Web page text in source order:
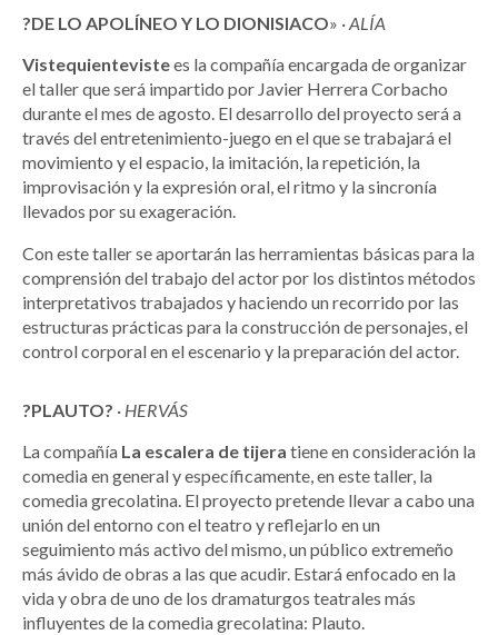
?DE LO APOLÍNEO Y LO DIONISIACO» ·ALÍA
Vistequientevistees la compañía encargada de organizar
el taller que será impartido por Javier Herrera Corbacho
durante el mes de agosto. El desarrollo del proyecto será a
través del entretenimiento-juego en el que se trabajará el
movimiento y el espacio, la imitación, la repetición, la
improvisación y la expresión oral, el ritmo y la sincronía
llevados por su exageración.
Con este taller se aportarán las herramientas básicas para la
comprensión del trabajo del actor por los distintos métodos
interpretativos trabajados y haciendo un recorrido por las
estructuras prácticas para la construcción de personajes, el
control corporal en el escenario y la preparación del actor.
?PLAUTO? · HERVÁS
La compañía La escalera de tijera tiene en consideración la
comedia en general y específicamente, en este taller, la
comedia grecolatina. El proyecto pretende llevar a cabo una
unión del entorno con el teatro y reflejarlo en un
seguimiento más activo del mismo, un público extremeño
más ávido de obras a las que acudir. Estará enfocado en la
vida y obra de uno de los dramaturgos teatrales más
influyentes de la comedia grecolatina: Plauto.